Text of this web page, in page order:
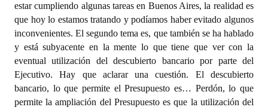
estar cumpliendo algunas tareas en Buenos Aires, la realidad es
que hoy lo estamos tratando y podíamos haber evitado algunos
inconvenientes. El segundo tema es, que también se ha hablado
y está subyacente en la mente lo que tiene que ver con la
eventual utilización del descubierto bancario por parte del
Ejecutivo. Hay que aclarar una cuestión. El descubierto
bancario, lo que permite el Presupuesto es… Perdón, lo que
permite la ampliación del Presupuesto es que la utilización del